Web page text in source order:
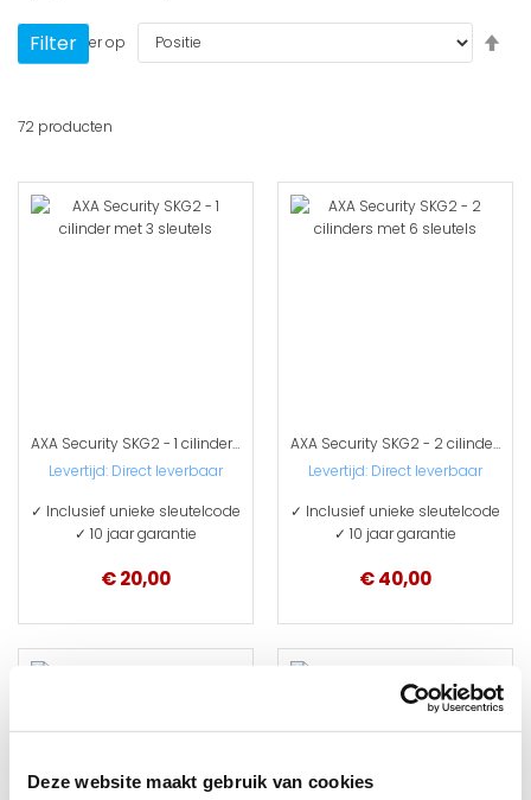
Deze website maakt gebruik van cookies
Filter
72 producten
Sorteer op
AXA Security SKG2 - 1 cilinder met 3 sleutels
Levertijd: Direct leverbaar
✓ Inclusief unieke sleutelcode
✓ 10 jaar garantie
€ 20,00
AXA Security SKG2 - 2 cilinders met 6 sleutels
Levertijd: Direct leverbaar
✓ Inclusief unieke sleutelcode
✓ 10 jaar garantie
€ 40,00